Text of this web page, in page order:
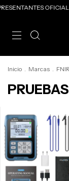
Inicio . Marcas .